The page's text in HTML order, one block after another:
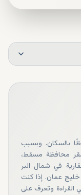
بالسكان. وبسبب
محافظة مسقط،
في شمال البر
عمان. إذا كنت
القراءة وتعرف على